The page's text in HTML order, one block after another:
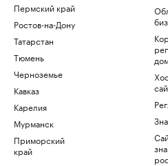
Пермский край
Ростов-на-Дону
Татарстан
Тюмень
Черноземье
Кавказ
Карелия
Мурманск
Приморский
край